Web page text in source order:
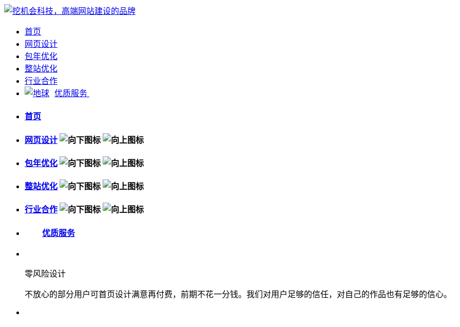
首页
网页设计
包年优化
整站优化
行业合作
优质服务
首页
网页设计
包年优化
整站优化
行业合作
优质服务
零风险设计
不放心的部分用户可首页设计满意再付费，前期不花一分钱。我们对用户足够的信任，对自己的作品也有足够的信心。